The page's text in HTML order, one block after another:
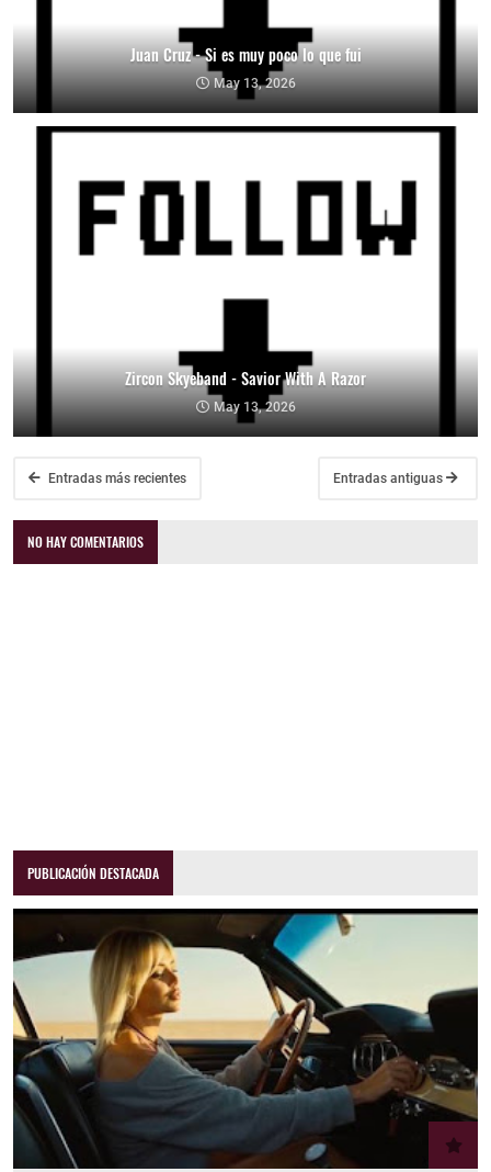
Juan Cruz - Si es muy poco lo que fui
May 13, 2026
Zircon Skyeband - Savior With A Razor
May 13, 2026
Entradas más recientes Entradas antiguas
NO HAY COMENTARIOS
PUBLICACIÓN DESTACADA